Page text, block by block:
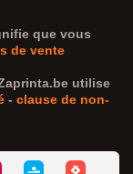
que vous
de vente
utilise
- clause de non-